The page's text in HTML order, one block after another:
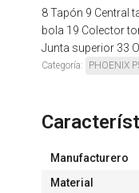
8 Tapón 9 Central
bola 19 Colector
Junta superior 33
Categoría: PHOENIX
Manufacturero
Material